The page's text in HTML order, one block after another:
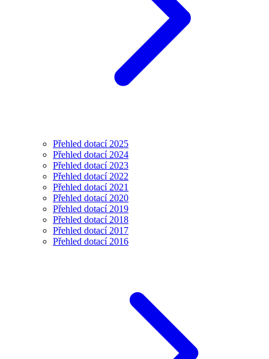
Přehled dotací 2025
Přehled dotací 2024
Přehled dotací 2023
Přehled dotací 2022
Přehled dotací 2021
Přehled dotací 2020
Přehled dotací 2019
Přehled dotací 2018
Přehled dotací 2017
Přehled dotací 2016